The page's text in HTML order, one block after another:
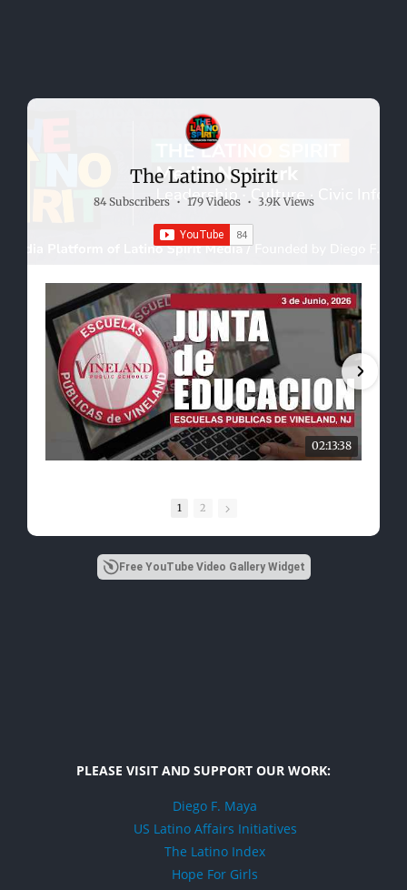
The Latino Spirit
84 Subscribers • 179 Videos • 3.9K Views
02:13:38
1 2
Free YouTube Video Gallery Widget
PLEASE VISIT AND SUPPORT OUR WORK:
Diego F. Maya
US Latino Affairs Initiatives
The Latino Index
Hope For Girls